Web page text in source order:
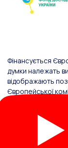
Фінансується
думки належать
відображають
Європейської
надав